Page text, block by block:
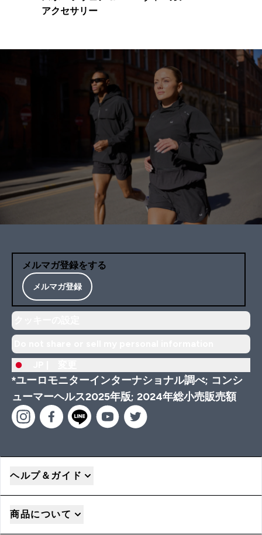
アクセサリー
メルマガ登録をする
メルマガ登録
*ユーロモニターインターナショナル調べ; コンシ
ューマーヘルス2025年版; 2024年総小売販売額
ヘルプ＆ガイド
商品について